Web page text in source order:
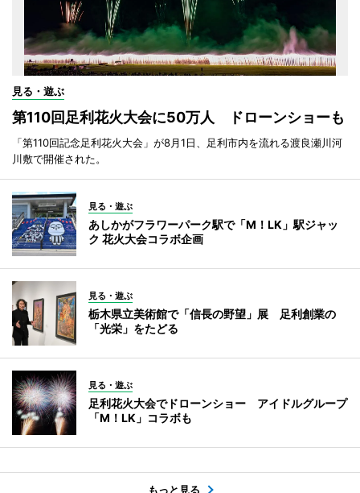
見る・遊ぶ
第110回足利花火大会に50万人 ドローンショーも
「第110回記念足利花火大会」が8月1日、足利市内を流れる渡良瀬川河
川敷で開催された。
見る・遊ぶ
あしかがフラワーパーク駅で「M！LK」駅ジャッ
ク 花火大会コラボ企画
見る・遊ぶ
栃木県立美術館で「信長の野望」展 足利創業の
「光栄」をたどる
見る・遊ぶ
足利花火大会でドローンショー アイドルグループ
「M！LK」コラボも
もっと見る